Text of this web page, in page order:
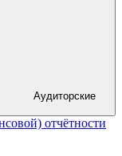
отчётности